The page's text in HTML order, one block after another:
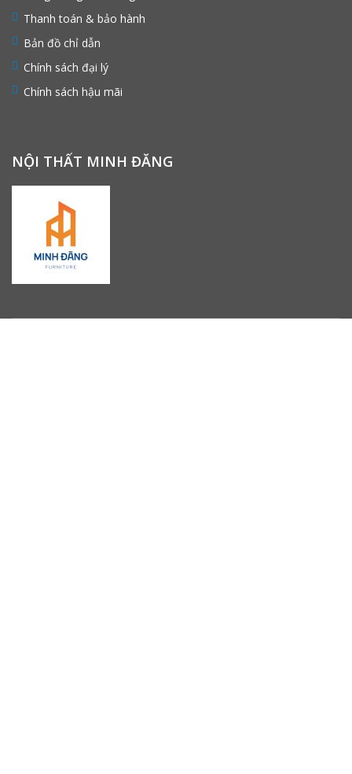
Thanh toán & bảo hành
Bản đồ chỉ dẫn
Chính sách đại lý
Chính sách hậu mãi
NỘI THẤT MINH ĐĂNG